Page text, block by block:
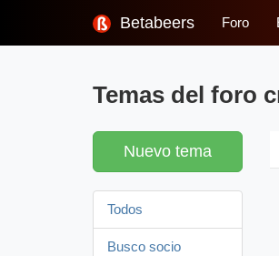
Betabeers Foro
Temas del foro
Nuevo tema
Todos
Busco socio